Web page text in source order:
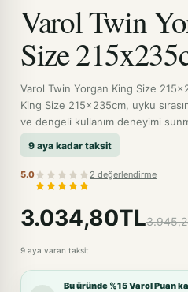
Varol Twin
Size
Varol Twin Yorgan King Size
King Size 215x235cm, uyku
ve dengeli kullanım deneyimi
9 aya kadar taksit
5.0 2 değerlendirme
3.034,80TL
9 aya varan taksit
Bu üründe %15 Varol Puan